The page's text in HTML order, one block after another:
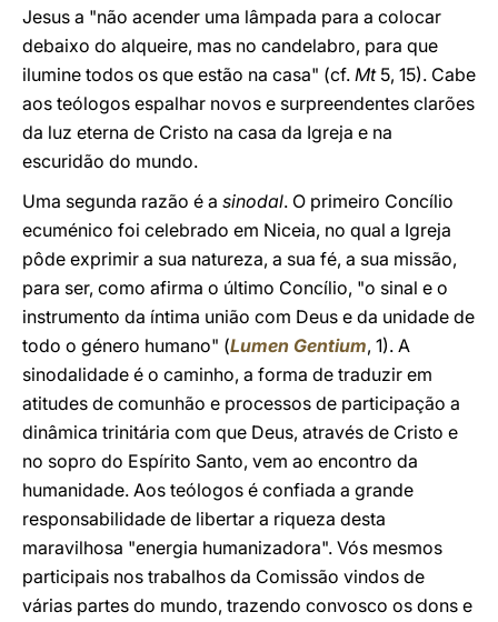
Jesus a "não acender uma lâmpada para a colocar
debaixo do alqueire, mas no candelabro, para que
ilumine todos os que estão na casa" (cf. Mt 5, 15). Cabe
aos teólogos espalhar novos e surpreendentes clarões
da luz eterna de Cristo na casa da Igreja e na
escuridão do mundo.
Uma segunda razão é a sinodal. O primeiro Concílio
ecuménico foi celebrado em Niceia, no qual a Igreja
pôde exprimir a sua natureza, a sua fé, a sua missão,
para ser, como afirma o último Concílio, "o sinal e o
instrumento da íntima união com Deus e da unidade de
todo o género humano" (Lumen Gentium, 1). A
sinodalidade é o caminho, a forma de traduzir em
atitudes de comunhão e processos de participação a
dinâmica trinitária com que Deus, através de Cristo e
no sopro do Espírito Santo, vem ao encontro da
humanidade. Aos teólogos é confiada a grande
responsabilidade de libertar a riqueza desta
maravilhosa "energia humanizadora". Vós mesmos
participais nos trabalhos da Comissão vindos de
várias partes do mundo, trazendo convosco os dons e